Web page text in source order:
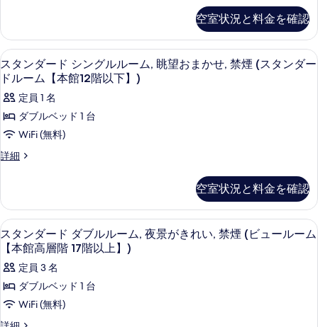
件
グ
ル
ル
ー
ム,
夜
が
れ
い,
禁
煙
(ビ
ュ
ー
ー
ド
シ
ン
グ
ル
ル
ム,
夜
景
れ
い,
禁
煙
(ビ
ュ
ル
ー
空室状況と料金を確認
ス
タ
ン
ダ
ー
ド
グ
ル
ル
ー
ム,
眺
羽毛の掛け布団、デスク、遮光カー
5
スタンダード シングルルーム, 眺望おまかせ, 禁煙 (スタンダー
ドルーム【本館12階以下】)
定員 1 名
ダブルベッド 1 台
WiFi (無料)
詳細
ス
ー
ド
シ
ン
グ
ル
ル
ム,
眺
空室状況と料金を確認
ス
タ
ン
ダ
ー
ド
羽毛の掛け布団、デスク、遮光カー
4
スタンダード ダブルルーム, 夜景がきれい, 禁煙 (ビュールーム
【本館高層階 17階以上】)
定員 3 名
ダブルベッド 1 台
WiFi (無料)